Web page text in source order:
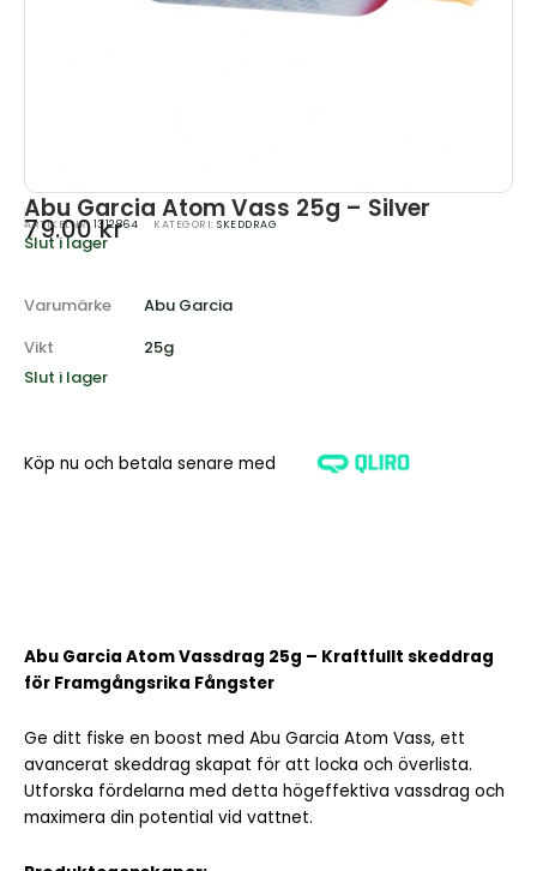
Abu Garcia Atom Vass 25g – Silver
ARTIKELNR:1312864 KATEGORI: SKEDDRAG
79.00kr
Slut i lager
Varumärke
Abu Garcia
Vikt
25g
Slut i lager
Köp nu och betala senare med
Abu Garcia Atom Vassdrag 25g – Kraftfullt skeddrag
för Framgångsrika Fångster
Ge ditt fiske en boost med Abu Garcia Atom Vass, ett
avancerat skeddrag skapat för att locka och överlista.
Utforska fördelarna med detta högeffektiva vassdrag och
maximera din potential vid vattnet.